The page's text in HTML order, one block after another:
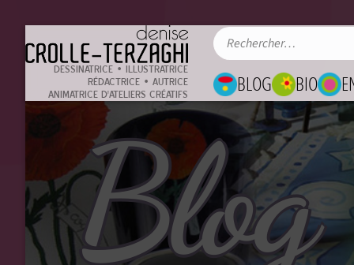
DESSINATRICE • ILLUSTRATRICE
RÉDACTRICE • AUTRICE
ANIMATRICE D'ATELIERS CRÉATIFS
BLOG BIO
Blog